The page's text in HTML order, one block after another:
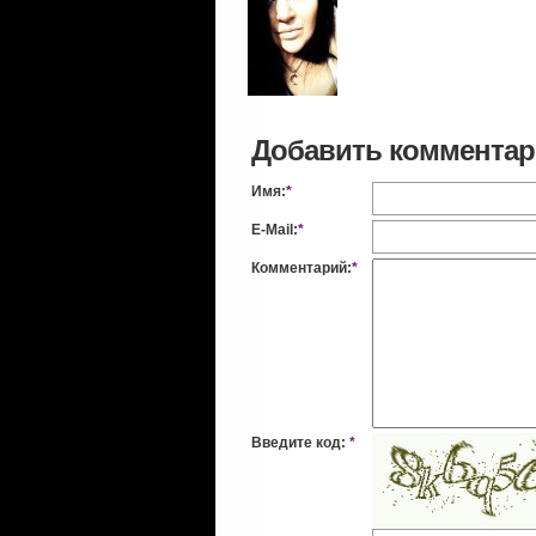
Добавить
Имя:*
E-Mail:*
Комментарий:*
Введите код: *